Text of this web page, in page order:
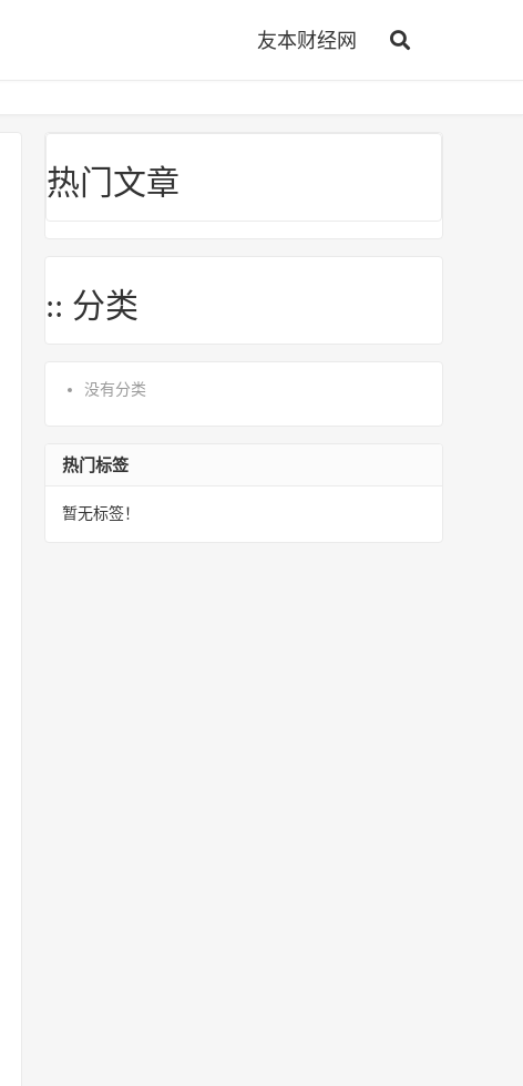
友本财经网
热门文章
:: 分类
没有分类
热门标签
暂无标签！